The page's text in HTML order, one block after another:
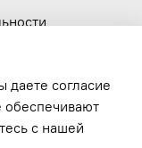
даете согласие
обеспечивают
с нашей